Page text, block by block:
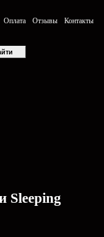
Оплата Отзывы
Контакты
Sleeping